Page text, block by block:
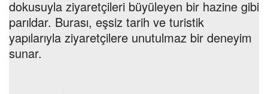
dokusuyla ziyaretçileri büyüleyen bir hazine gibi
parıldar. Burası, eşsiz tarih ve turistik
yapılarıyla ziyaretçilere unutulmaz bir deneyim
sunar.